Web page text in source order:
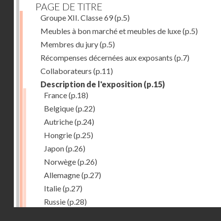
PAGE DE TITRE
Groupe XII. Classe 69(p.5)
Meubles à bon marché et meubles de luxe(p.5)
Membres du jury(p.5)
Récompenses décernées aux exposants (p.7)
Collaborateurs (p.11)
Description de l'exposition (p.15)
France(p.18)
Belgique(p.22)
Autriche(p.24)
Hongrie(p.25)
Japon(p.26)
Norwège(p.26)
Allemagne(p.27)
Italie(p.27)
Russie(p.28)